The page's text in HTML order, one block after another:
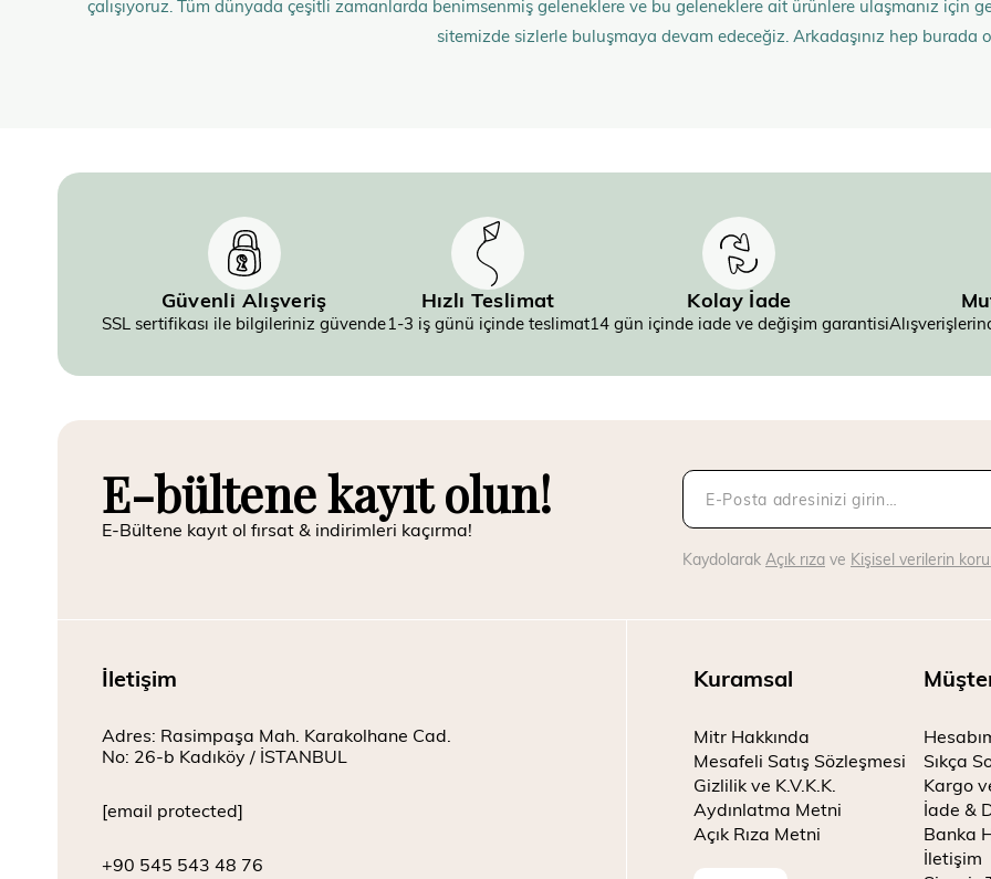
çalışıyoruz. Tüm dünyada çeşitli zamanlarda benimsenmiş geleneklere ve bu geleneklere ait ürünlere ulaşmanız için
sitemizde sizlerle buluşmaya devam edeceğiz. Arkadaşınız hep burada
Güvenli Alışveriş
SSL sertifikası ile bilgileriniz güvende
Hızlı Teslimat
1-3 iş günü içinde teslimat
Kolay İade
14 gün içinde iade ve değişim garantisi
E-bültene kayıt olun!
E-Bültene kayıt ol fırsat & indirimleri kaçırma!
Kaydolarak Açık rıza ve Kişisel verilerin
İletişim
Adres: Rasimpaşa Mah. Karakolhane Cad.
No: 26-b Kadıköy / İSTANBUL
[email protected]
+90 545 543 48 76
Kuramsal
Mitr Hakkında
Mesafeli Satış Sözleşmesi
Gizlilik ve K.V.K.K.
Aydınlatma Metni
Açık Rıza Metni
Sıkça
Kargo
İade &
Banka
İletişim